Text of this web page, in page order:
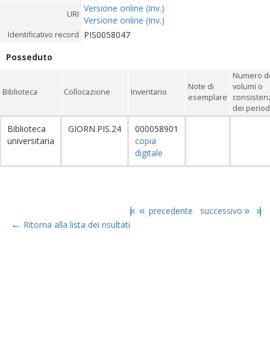
URI
Versione online (Inv.)
Versione online (Inv.)
Identificativo record PIS0058047
Posseduto
Biblioteca Collocazione Inventario
Note di
esemplare
Numero
volumi o
dei
Biblioteca
universitaria
GIORN.PIS.24
000058901
copia
digitale
|« « precedente successivo » »|
← Ritorna alla lista dei risultati